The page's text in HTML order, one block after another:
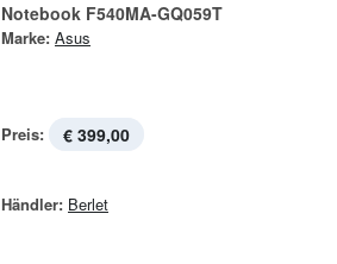
Notebook F540MA-GQ059T
Marke: Asus
Preis: € 399,00
Händler: Berlet